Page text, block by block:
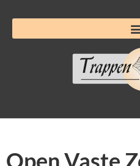
Open Vaste